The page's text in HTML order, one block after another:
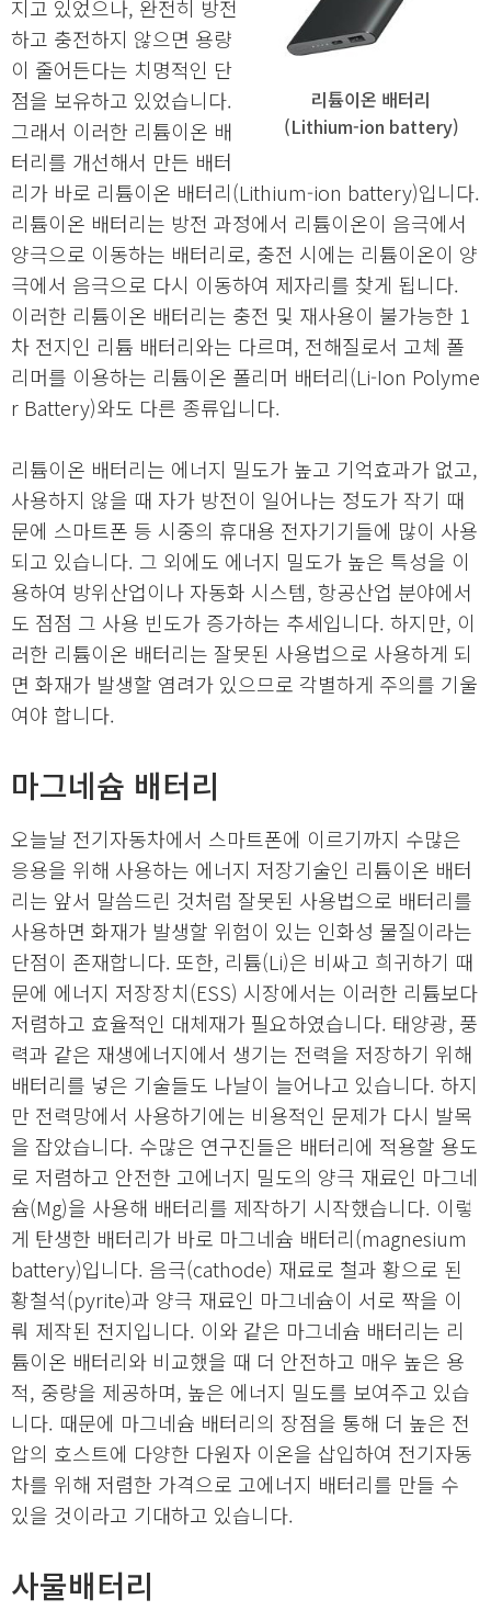
리튬이온 배터리
(Lithium-ion battery)
지고 있었으나, 완전히 방전
하고 충전하지 않으면 용량
이 줄어든다는 치명적인 단
점을 보유하고 있었습니다.
그래서 이러한 리튬이온 배
터리를 개선해서 만든 배터
리가 바로 리튬이온 배터리(Lithium-ion battery)입니다.
리튬이온 배터리는 방전 과정에서 리튬이온이 음극에서
양극으로 이동하는 배터리로, 충전 시에는 리튬이온이 양
극에서 음극으로 다시 이동하여 제자리를 찾게 됩니다.
이러한 리튬이온 배터리는 충전 및 재사용이 불가능한 1
차 전지인 리튬 배터리와는 다르며, 전해질로서 고체 폴
리머를 이용하는 리튬이온 폴리머 배터리(Li-Ion Polyme
r Battery)와도 다른 종류입니다.
리튬이온 배터리는 에너지 밀도가 높고 기억효과가 없고,
사용하지 않을 때 자가 방전이 일어나는 정도가 작기 때
문에 스마트폰 등 시중의 휴대용 전자기기들에 많이 사용
되고 있습니다. 그 외에도 에너지 밀도가 높은 특성을 이
용하여 방위산업이나 자동화 시스템, 항공산업 분야에서
도 점점 그 사용 빈도가 증가하는 추세입니다. 하지만, 이
러한 리튬이온 배터리는 잘못된 사용법으로 사용하게 되
면 화재가 발생할 염려가 있으므로 각별하게 주의를 기울
여야 합니다.
마그네슘 배터리
오늘날 전기자동차에서 스마트폰에 이르기까지 수많은
응용을 위해 사용하는 에너지 저장기술인 리튬이온 배터
리는 앞서 말씀드린 것처럼 잘못된 사용법으로 배터리를
사용하면 화재가 발생할 위험이 있는 인화성 물질이라는
단점이 존재합니다. 또한, 리튬(Li)은 비싸고 희귀하기 때
문에 에너지 저장장치(ESS) 시장에서는 이러한 리튬보다
저렴하고 효율적인 대체재가 필요하였습니다. 태양광, 풍
력과 같은 재생에너지에서 생기는 전력을 저장하기 위해
배터리를 넣은 기술들도 나날이 늘어나고 있습니다. 하지
만 전력망에서 사용하기에는 비용적인 문제가 다시 발목
을 잡았습니다. 수많은 연구진들은 배터리에 적용할 용도
로 저렴하고 안전한 고에너지 밀도의 양극 재료인 마그네
슘(Mg)을 사용해 배터리를 제작하기 시작했습니다. 이렇
게 탄생한 배터리가 바로 마그네슘 배터리(magnesium
battery)입니다. 음극(cathode) 재료로 철과 황으로 된
황철석(pyrite)과 양극 재료인 마그네슘이 서로 짝을 이
뤄 제작된 전지입니다. 이와 같은 마그네슘 배터리는 리
튬이온 배터리와 비교했을 때 더 안전하고 매우 높은 용
적, 중량을 제공하며, 높은 에너지 밀도를 보여주고 있습
니다. 때문에 마그네슘 배터리의 장점을 통해 더 높은 전
압의 호스트에 다양한 다원자 이온을 삽입하여 전기자동
차를 위해 저렴한 가격으로 고에너지 배터리를 만들 수
있을 것이라고 기대하고 있습니다.
사물배터리